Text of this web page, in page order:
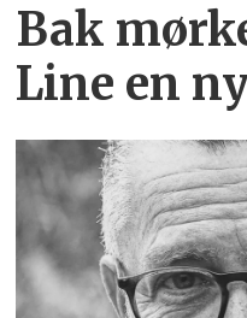
Bak
Line en